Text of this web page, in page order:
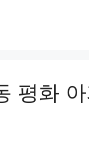
평화